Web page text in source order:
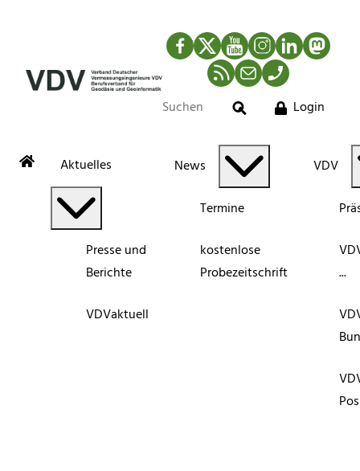
Facebook
TwitterYouTubeInstagram
LinkedIn
RSS-Newsfeed
MailTelefon
Suche
Login
Aktuelles
Presse und
Berichte
VDVaktuell
News
Termine
kostenlose
Probezeitschrift
VDV
...